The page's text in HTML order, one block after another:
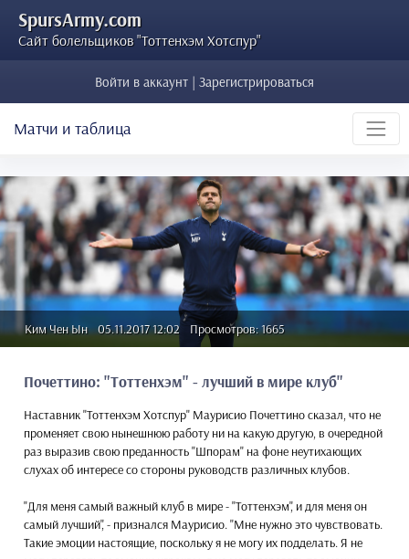
SpursArmy.com
Сайт болельщиков "Тоттенхэм Хотспур"
Войти в аккаунт | Зарегистрироваться
Матчи и таблица
Ким Чен Ын 05.11.2017 12:02 Просмотров: 1665
Почеттино: "Тоттенхэм" - лучший в мире клуб"
Наставник "Тоттенхэм Хотспур" Маурисио Почеттино сказал, что не
променяет свою нынешнюю работу ни на какую другую, в очередной
раз выразив свою преданность "Шпорам" на фоне неутихающих
слухах об интересе со стороны руководств различных клубов.
"Для меня самый важный клуб в мире - "Тоттенхэм", и для меня он
самый лучший", - признался Маурисио. "Мне нужно это чувствовать.
Такие эмоции настоящие, поскольку я не могу их подделать. Я не